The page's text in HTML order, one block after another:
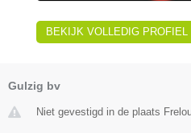
BEKIJK VOLLEDIG PROFIEL
Gulzig bv
Niet gevestigd in de plaats